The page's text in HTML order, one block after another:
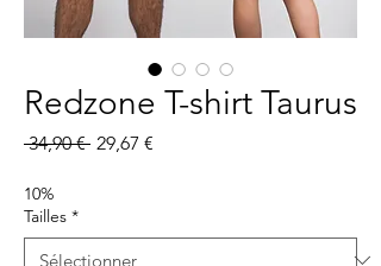
Redzone T-shirt Taurus
34,90 € Prix
29,67 €
10%
Tailles *